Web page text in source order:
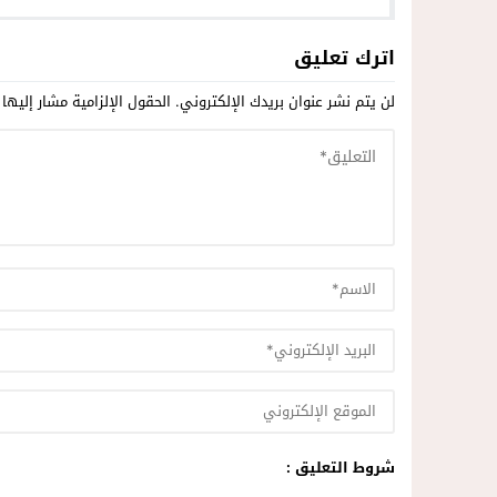
اترك تعليق
لن يتم نشر عنوان بريدك الإلكتروني. الحقول الإلزامية مشار إليها
شروط التعليق :